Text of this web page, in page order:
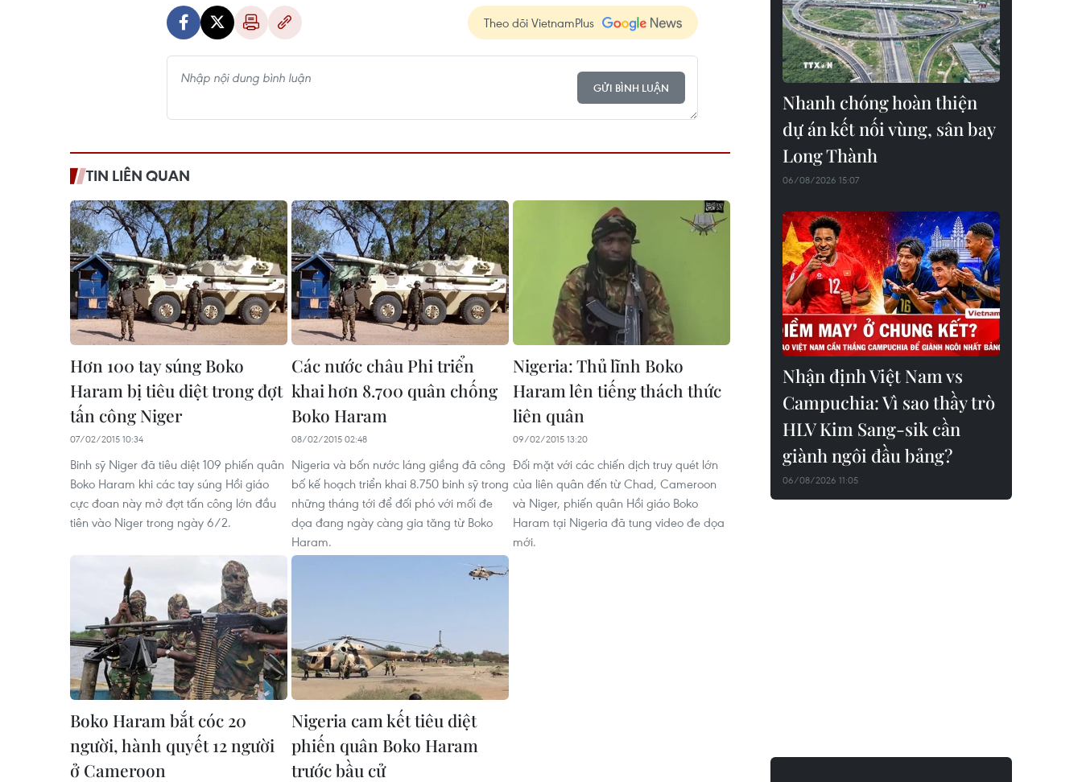
Theo dõi VietnamPlus
GỬI BÌNH LUẬN
TIN LIÊN QUAN
Hơn 100 tay súng Boko
Haram bị tiêu diệt trong đợt
tấn công Niger
07/02/2015 10:34
Binh sỹ Niger đã tiêu diệt 109 phiến quân
Boko Haram khi các tay súng Hồi giáo
cực đoan này mở đợt tấn công lớn đầu
tiên vào Niger trong ngày 6/2.
Các nước châu Phi triển
khai hơn 8.700 quân chống
Boko Haram
08/02/2015 02:48
Nigeria và bốn nước láng giềng đã công
bố kế hoạch triển khai 8.750 binh sỹ trong
những tháng tới để đối phó với mối đe
dọa đang ngày càng gia tăng từ Boko
Haram.
Nigeria: Thủ lĩnh Boko
Haram lên tiếng thách thức
liên quân
09/02/2015 13:20
Đối mặt với các chiến dịch truy quét lớn
của liên quân đến từ Chad, Cameroon
và Niger, phiến quân Hồi giáo Boko
Haram tại Nigeria đã tung video đe dọa
mới.
Boko Haram bắt cóc 20
người, hành quyết 12 người
ở Cameroon
Nigeria cam kết tiêu diệt
phiến quân Boko Haram
trước bầu cử
Nhanh chóng hoàn thiện
dự án kết nối vùng, sân bay
Long Thành
06/08/2026 15:07
Nhận định Việt Nam vs
Campuchia: Vì sao thầy trò
HLV Kim Sang-sik cần
giành ngôi đầu bảng?
06/08/2026 11:05